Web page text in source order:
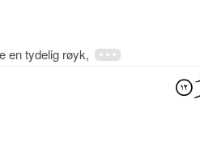
en tydelig røyk,